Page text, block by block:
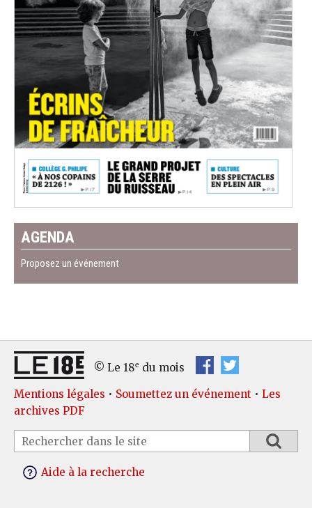
AGENDA
Proposez un événement
© Le 18e du mois
Mentions légales • Soumettez un événement • Les
archives PDF
Aide à la recherche